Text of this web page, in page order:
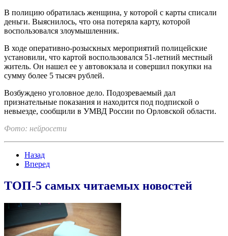
В полицию обратилась женщина, у которой с карты списали
деньги. Выяснилось, что она потеряла карту, которой
воспользовался злоумышленник.
В ходе оперативно-розыскных мероприятий полицейские
установили, что картой воспользовался 51-летний местный
житель. Он нашел ее у автовокзала и совершил покупки на
сумму более 5 тысяч рублей.
Возбуждено уголовное дело. Подозреваемый дал
признательные показания и находится под подпиской о
невыезде, сообщили в УМВД России по Орловской области.
Фото: нейросети
Назад
Вперед
ТОП-5 самых читаемых новостей